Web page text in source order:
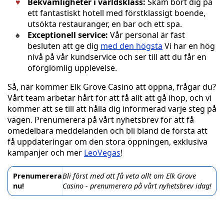
ett fantastiskt hotell med förstklassigt boende,
utsökta restauranger, en bar och ett spa.
Exceptionell service: Vår personal är fast
besluten att ge dig med den högsta Vi har en hög
nivå på vår kundservice och ser till att du får en
oförglömlig upplevelse.
Så, när kommer Elk Grove Casino att öppna, frågar du?
Vårt team arbetar hårt för att få allt att gå ihop, och vi
kommer att se till att hålla dig informerad varje steg på
vägen. Prenumerera på vårt nyhetsbrev för att få
omedelbara meddelanden och bli bland de första att
få uppdateringar om den stora öppningen, exklusiva
kampanjer och mer LeoVegas!
Prenumerera
nu!
Bli först med att få veta allt om Elk Grove
Casino - prenumerera på vårt nyhetsbrev idag!